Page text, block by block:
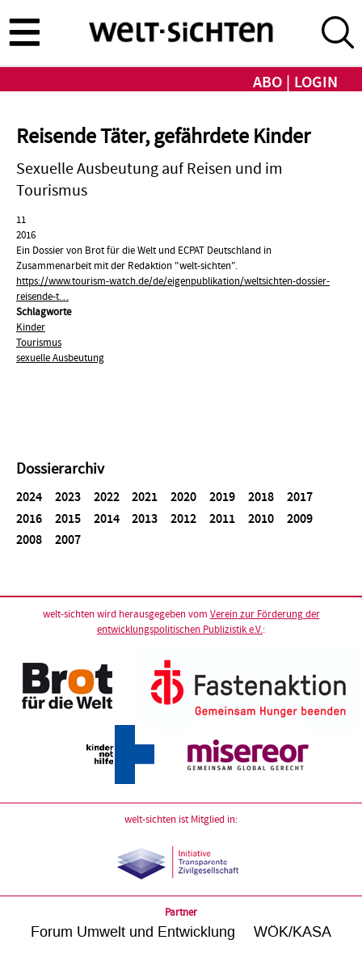
zum
Inhalt
ABO LOGIN
Reisende Täter, gefährdete Kinder
Sexuelle Ausbeutung auf Reisen und im
Tourismus
11
2016
Ein Dossier von Brot für die Welt und ECPAT Deutschland in
Zusammenarbeit mit der Redaktion "welt-sichten".
https://www.tourism-watch.de/de/eigenpublikation/weltsichten-dossier-
reisende-t…
Schlagworte
Kinder
Tourismus
sexuelle Ausbeutung
Dossierarchiv
2024 2023 2022 2021 2020 2019 2018
2017
2016
2015 2014 2013 2012 2011 2010
2009
2008
2007
welt-sichten wird herausgegeben vom Verein zur Förderung der
entwicklungspolitischen Publizistik e.V.:
welt-sichten ist Mitglied in:
Partner
Forum Umwelt und Entwicklung WÖK/KASA